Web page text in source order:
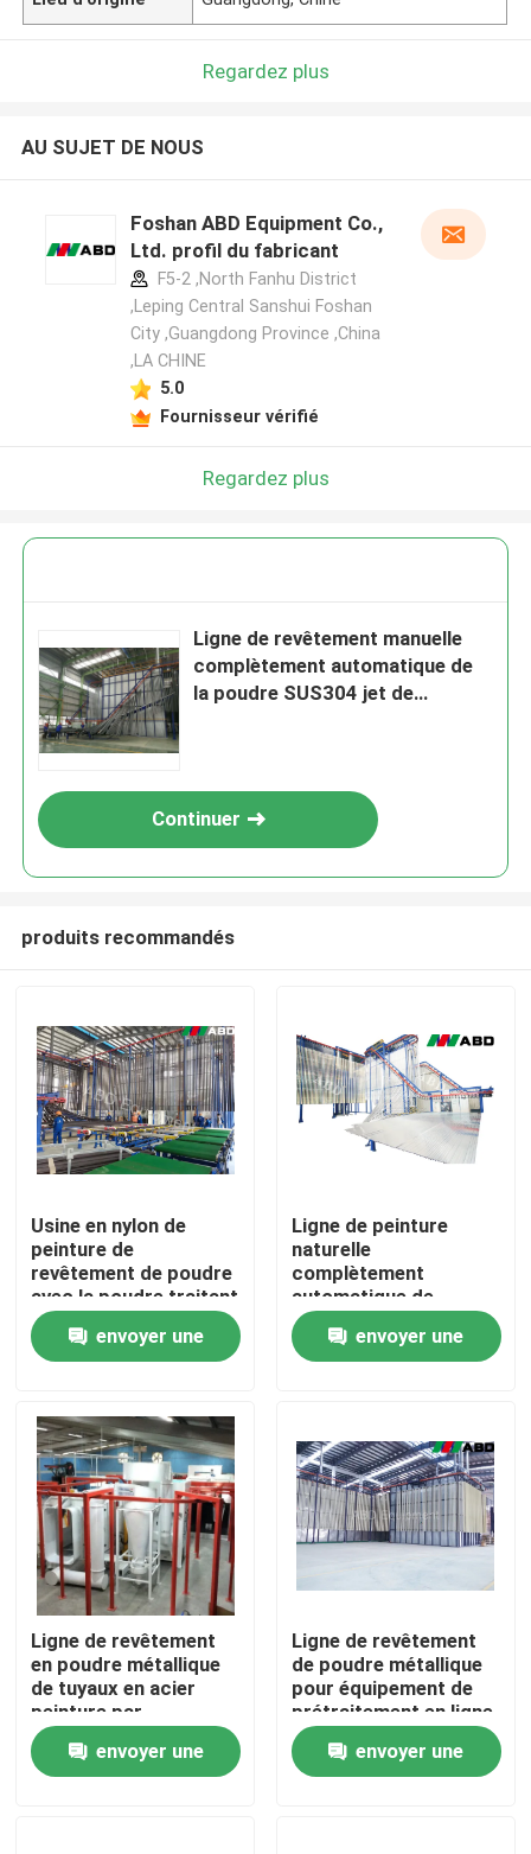
Laisser un message
Nous vous rappellerons bientôt!
Maison
Produits
VR Show
Visite d'usine
Contrôle de qualité
Contactez-nous
Demandez une citation
Regardez plus
AU SUJET DE NOUS
Foshan ABD Equipment Co.,
Ltd. profil du fabricant
F5-2 ,North Fanhu District
,Leping Central Sanshui Foshan
City ,Guangdong Province ,China
,LA CHINE
5.0
Fournisseur vérifié
Regardez plus
Ligne de revêtement manuelle
complètement automatique de
la poudre SUS304 jet de
Continuer
produits recommandés
Usine en nylon de
peinture de
revêtement de poudre
avec la poudre traitant
le four 6kw
envoyer une
Ligne de peinture
naturelle
complètement
automatique de
poudre de chauffage
au gaz d'usine de
revêtement de poudre
envoyer une
Ligne de revêtement
en poudre métallique
de tuyaux en acier
peinture par
pulvérisation 380V
envoyer une
Ligne de revêtement
de poudre métallique
pour équipement de
prétraitement en ligne
envoyer une